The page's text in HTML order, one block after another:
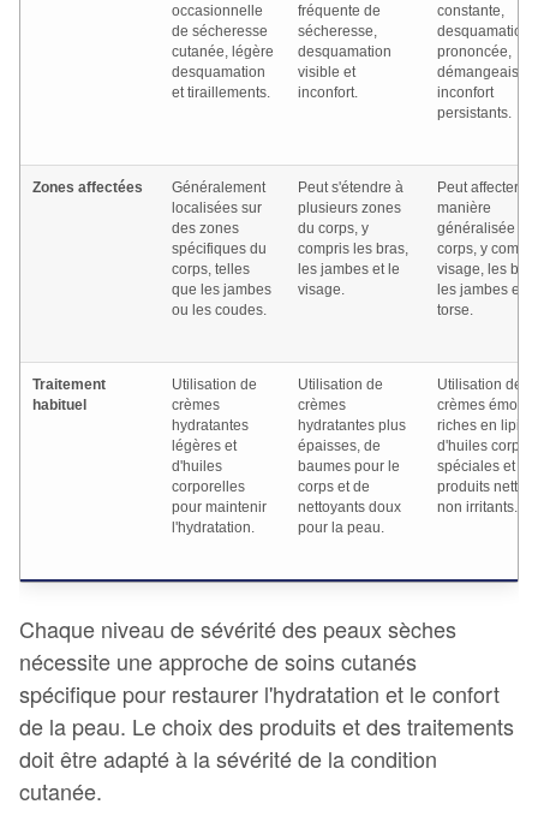
occasionnelle
de sécheresse
cutanée, légère
desquamation
et tiraillements.
fréquente de
sécheresse,
desquamation
visible et
inconfort.
constante,
desquamation
prononcée,
inconfort
persistants.
Zones affectées
Généralement
localisées sur
des zones
spécifiques du
corps, telles
que les jambes
ou les coudes.
Peut s'étendre à
plusieurs zones
du corps, y
compris les bras,
les jambes et le
visage.
Peut affecter de
manière
généralisée le
corps, y
visage, les
les jambes et le
torse.
Traitement
habituel
Utilisation de
crèmes
hydratantes
légères et
d'huiles
corporelles
pour maintenir
l'hydratation.
Utilisation de
crèmes
hydratantes plus
épaisses, de
baumes pour le
corps et de
nettoyants doux
pour la peau.
Utilisation de
crèmes
riches en
d'huiles
spéciales et de
produits
non irritants.
Chaque niveau de sévérité des peaux sèches
nécessite une approche de soins cutanés
spécifique pour restaurer l'hydratation et le confort
de la peau. Le choix des produits et des traitements
doit être adapté à la sévérité de la condition
cutanée.